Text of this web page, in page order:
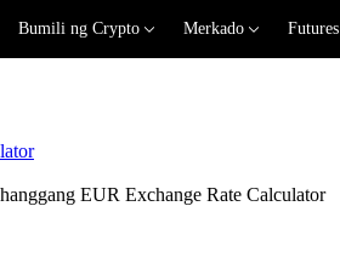
Bumili ng Crypto Merkado Futures
EUR Exchange Rate Calculator